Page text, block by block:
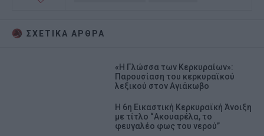
ΣΧΕΤΙΚA AΡΘΡΑ
«Η Γλώσσα των Κερκυραίων»:
Παρουσίαση του κερκυραϊκού
λεξικού στον Αγιάκωβο
Η 6η Εικαστική Κερκυραϊκή Άνοιξη
με τίτλο “Ακουαρέλα, το
φευγαλέο φως του νερού”